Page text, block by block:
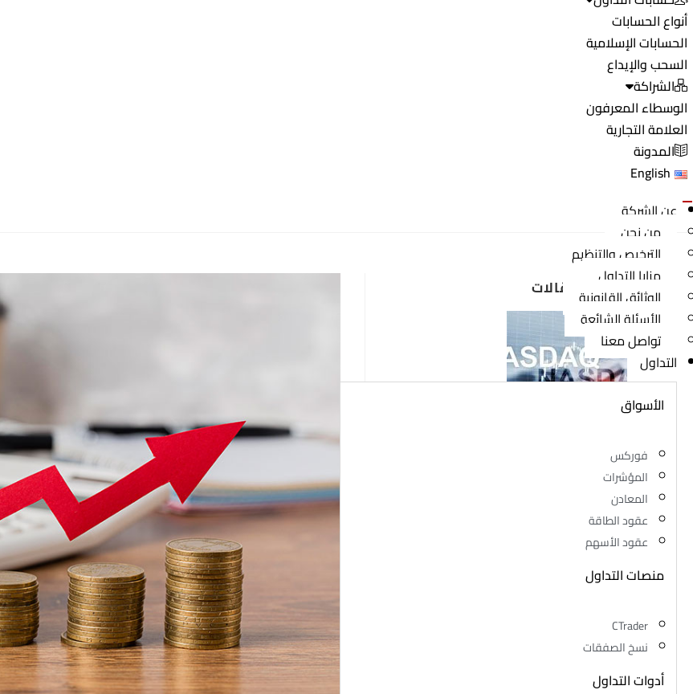
أنواع الحسابات
الحسابات الإسلامية
السحب والإيداع
الشراكة
الوسطاء المعرفون
العلامة التجارية
المدونة
English
عن الشركة
من نحن
الترخيص والتنظيم
مزايا التداول
الوثائق القانونية
الأسئلة الشائعة
تواصل معنا
التداول
الأسواق
فوركس
المؤشرات
المعادن
عقود الطاقة
عقود الأسهم
منصات التداول
CTrader
نسخ الصفقات
أدوات التداول
أحدث المقالات
نوفمبر 2, 2023
0 Comments
نوفمبر 2, 2023
0 Comments